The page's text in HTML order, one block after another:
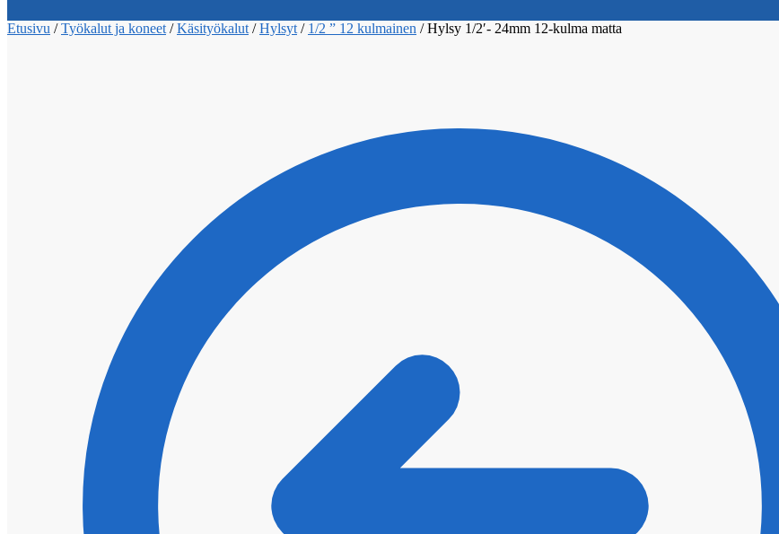
Etusivu /Työkalut ja koneet /Käsityökalut /Hylsyt / 1/2 ” 12 kulmainen /Hylsy 1/2′- 24mm 12-kulma matta